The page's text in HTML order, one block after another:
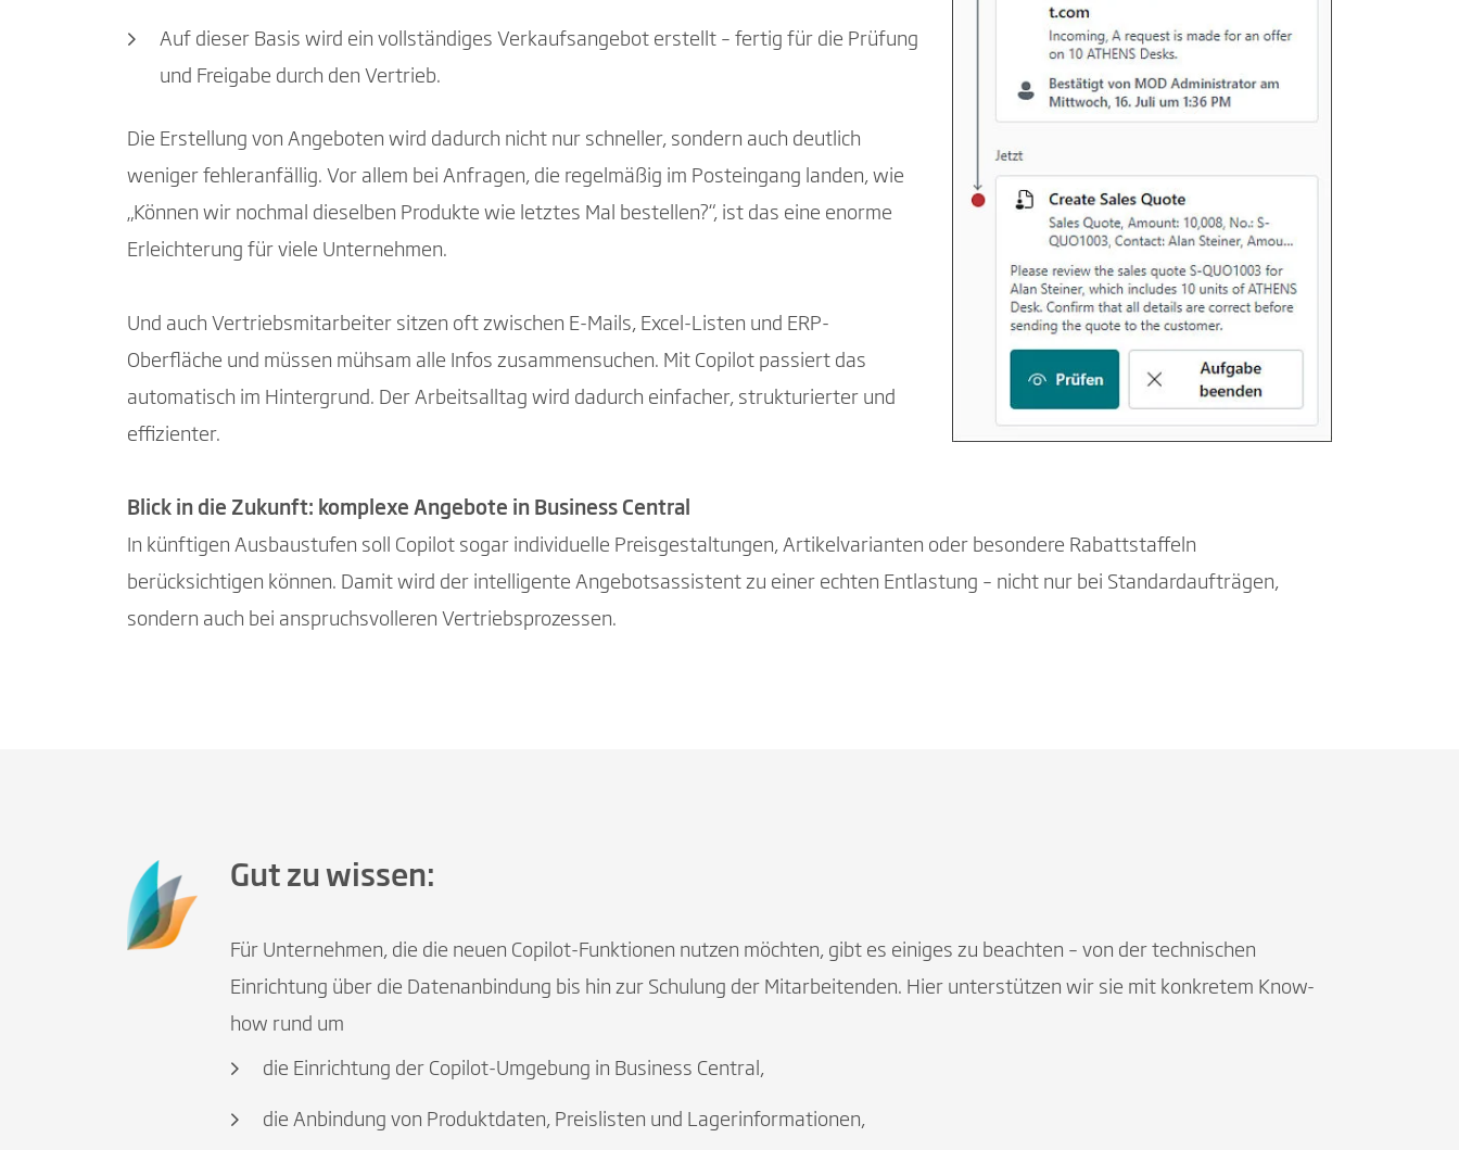
Auf dieser Basis wird ein vollständiges Verkaufsangebot erstellt – fertig für die Prüfung
und Freigabe durch den Vertrieb.
Die Erstellung von Angeboten wird dadurch nicht nur schneller, sondern auch deutlich
weniger fehleranfällig. Vor allem bei Anfragen, die regelmäßig im Posteingang landen, wie
„Können wir nochmal dieselben Produkte wie letztes Mal bestellen?“, ist das eine enorme
Erleichterung für viele Unternehmen.
Und auch Vertriebsmitarbeiter sitzen oft zwischen E-Mails, Excel-Listen und ERP-
Oberfläche und müssen mühsam alle Infos zusammensuchen. Mit Copilot passiert das
automatisch im Hintergrund. Der Arbeitsalltag wird dadurch einfacher, strukturierter und
effizienter.
Blick in die Zukunft: komplexe Angebote in Business Central
In künftigen Ausbaustufen soll Copilot sogar individuelle Preisgestaltungen, Artikelvarianten oder besondere Rabattstaffeln
berücksichtigen können. Damit wird der intelligente Angebotsassistent zu einer echten Entlastung – nicht nur bei Standardaufträgen,
sondern auch bei anspruchsvolleren Vertriebsprozessen.
Gut zu wissen:
Für Unternehmen, die die neuen Copilot-Funktionen nutzen möchten, gibt es einiges zu beachten – von der technischen
Einrichtung über die Datenanbindung bis hin zur Schulung der Mitarbeitenden. Hier unterstützen wir sie mit konkretem Know-
how rund um
die Einrichtung der Copilot-Umgebung in Business Central,
die Anbindung von Produktdaten, Preislisten und Lagerinformationen,